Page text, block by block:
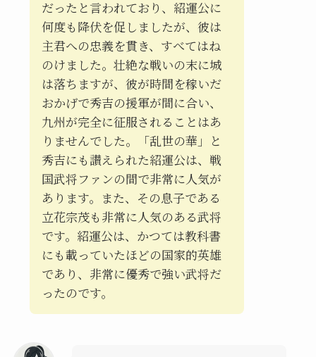
だったと言われており、紹運公に
何度も降伏を促しましたが、彼は
主君への忠義を貫き、すべてはね
のけました。壮絶な戦いの末に城
は落ちますが、彼が時間を稼いだ
おかげで秀吉の援軍が間に合い、
九州が完全に征服されることはあ
りませんでした。「乱世の華」と
秀吉にも讃えられた紹運公は、戦
国武将ファンの間で非常に人気が
あります。また、その息子である
立花宗茂も非常に人気のある武将
です。紹運公は、かつては教科書
にも載っていたほどの国家的英雄
であり、非常に優秀で強い武将だ
ったのです。